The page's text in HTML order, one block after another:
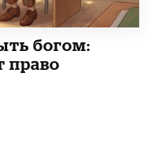
богом:
право